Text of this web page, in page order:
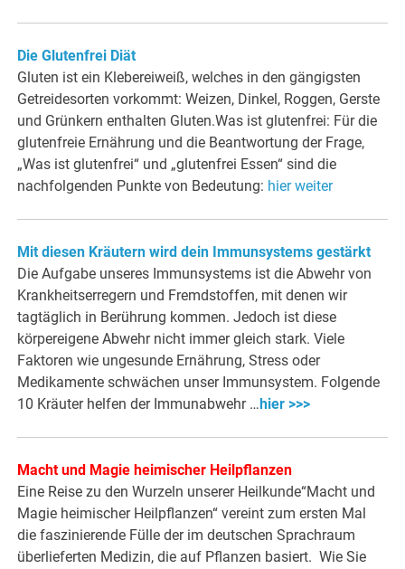
Die Glutenfrei Diät
Gluten ist ein Klebereiweiß, welches in den gängigsten
Getreidesorten vorkommt: Weizen, Dinkel, Roggen, Gerste
und Grünkern enthalten Gluten.Was ist glutenfrei: Für die
glutenfreie Ernährung und die Beantwortung der Frage,
„Was ist glutenfrei“ und „glutenfrei Essen“ sind die
nachfolgenden Punkte von Bedeutung: hier weiter
Mit diesen Kräutern wird dein Immunsystems gestärkt
Die Aufgabe unseres Immunsystems ist die Abwehr von
Krankheitserregern und Fremdstoffen, mit denen wir
tagtäglich in Berührung kommen. Jedoch ist diese
körpereigene Abwehr nicht immer gleich stark. Viele
Faktoren wie ungesunde Ernährung, Stress oder
Medikamente schwächen unser Immunsystem. Folgende
10 Kräuter helfen der Immunabwehr … hier >>>
Macht und Magie heimischer Heilpflanzen
Eine Reise zu den Wurzeln unserer Heilkunde“Macht und
Magie heimischer Heilpflanzen“ vereint zum ersten Mal
die faszinierende Fülle der im deutschen Sprachraum
überlieferten Medizin, die auf Pflanzen basiert. Wie Sie